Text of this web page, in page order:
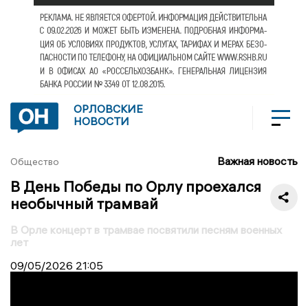
ОРЛОВСКИЕ
НОВОСТИ
Общество Важная новость
В День Победы по Орлу проехался
необычный трамвай
В Орле концерт в трамвае посвятили песням военных
лет
09/05/2026 21:05